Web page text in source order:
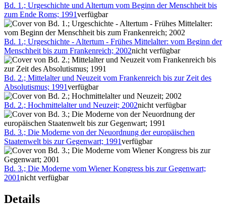
Bd. 1.; Urgeschichte und Altertum vom Beginn der Menschheit bis
zum Ende Roms; 1991verfügbar
Bd. 1.; Urgeschichte - Altertum - Frühes Mittelalter: vom Beginn der
Menschheit bis zum Frankenreich; 2002nicht verfügbar
Bd. 2.; Mittelalter und Neuzeit vom Frankenreich bis zur Zeit des
Absolutismus; 1991verfügbar
Bd. 2.; Hochmittelalter und Neuzeit; 2002nicht verfügbar
Bd. 3.; Die Moderne von der Neuordnung der europäischen
Staatenwelt bis zur Gegenwart; 1991verfügbar
Bd. 3.; Die Moderne vom Wiener Kongress bis zur Gegenwart;
2001nicht verfügbar
Details